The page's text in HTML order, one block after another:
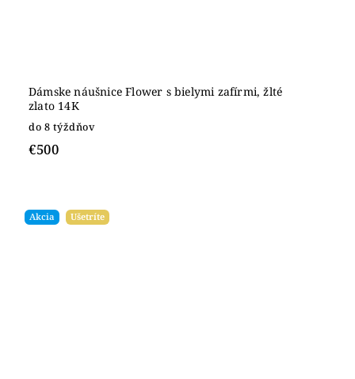
Dámske náušnice Flower s bielymi zafírmi, žlté
zlato 14K
do 8 týždňov
€500
Akcia Ušetríte